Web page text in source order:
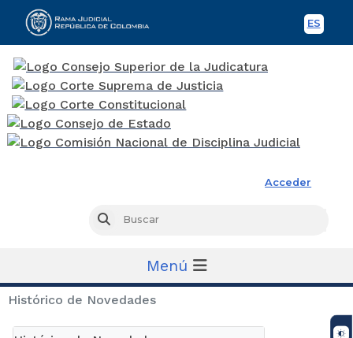
ES
Acceder
Buscar
Menú
Histórico de Novedades